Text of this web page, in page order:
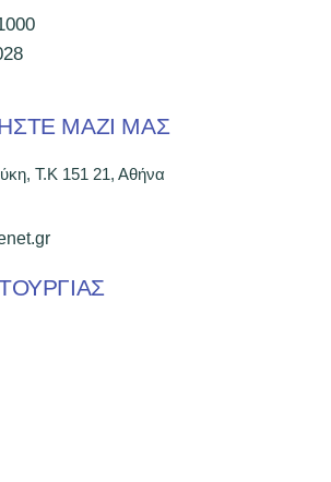
ΜΑΖΊ ΜΑΣ
Τ.Κ 151 21, Αθήνα